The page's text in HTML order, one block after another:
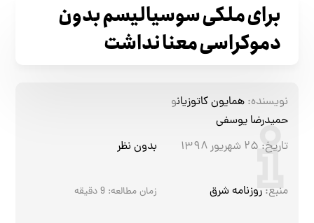
برای ملکی سوسیالیسم بدون
دموکراسی معنا نداشت
نویسنده: همایون کاتوزیانو
حمیدرضا یوسفی
تاریخ: ۲۵ شهریور ۱۳۹۸ بدون نظر
منبع: روزنامه شرق زمان مطالعه: 9دقیقه